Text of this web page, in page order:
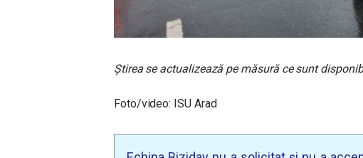
Știrea se actualizează pe măsură ce sunt
Foto/video: ISU Arad